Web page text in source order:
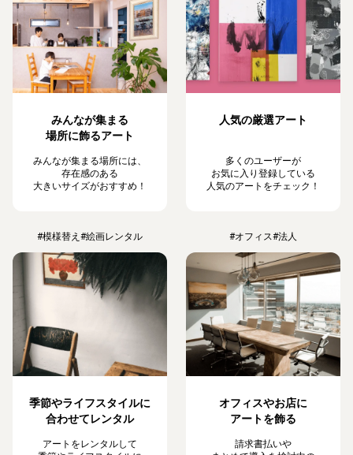
みんなが集まる
場所に飾るアート
みんなが集まる場所には、
存在感のある
大きいサイズがおすすめ！
人気の厳選アート
多くのユーザーが
お気に入り登録している
人気のアートをチェック！
#模様替え #絵画レンタル
季節やライフスタイルに
合わせてレンタル
アートをレンタルして
#オフィス#法人
オフィスやお店に
アートを飾る
請求書払いや